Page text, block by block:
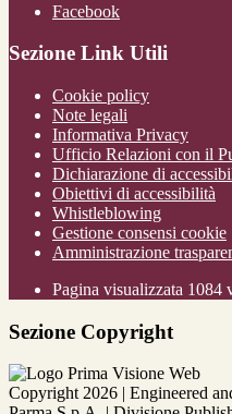
Facebook
Sezione Link Utili
Cookie policy
Note legali
Informativa Privacy
Ufficio Relazioni con il
Dichiarazione di
Obiettivi di accessibilità
Whistleblowing
Gestione consensi cookie
Amministrazione
Pagina visualizzata 1084
Sezione Copyright
Copyright 2026 | Engineered